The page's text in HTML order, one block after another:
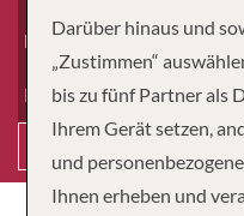
Dauer
Reiseart
Darüber hinaus und
„Zustimmen“
bis zu fünf Partner als
Ihrem Gerät setzen,
und
Ihnen erheben und